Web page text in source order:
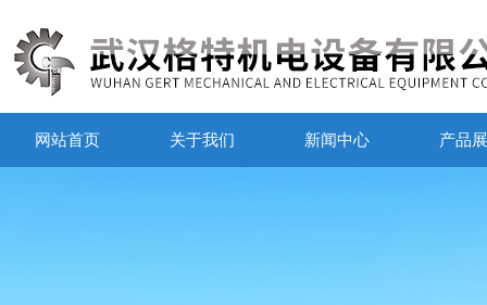
网站首页 关于我们 新闻中心 产品